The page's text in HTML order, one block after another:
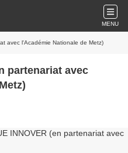
MENU
avec l'Académie Nationale de Metz)
partenariat avec